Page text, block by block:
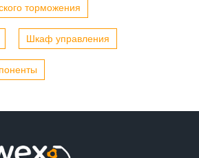
торможения
Шкаф управления